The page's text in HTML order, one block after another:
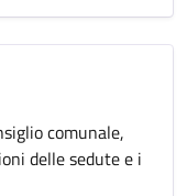
comunale,
delle sedute e i